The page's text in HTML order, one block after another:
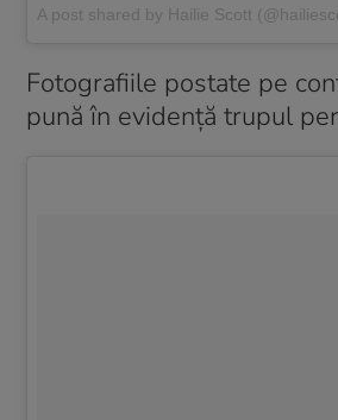
A post shared by Hailie Scott
Fotografiile postate pe
pună în evidență trupul